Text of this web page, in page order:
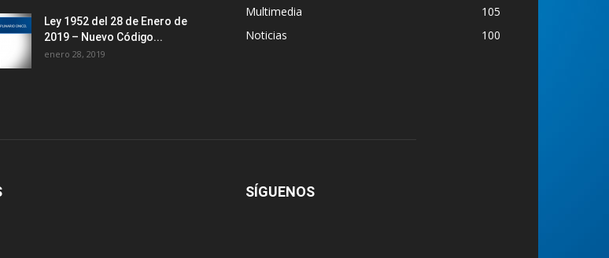
Ley 1952 del 28 de Enero de
2019 – Nuevo Código...
enero 28, 2019
Multimedia
105
Noticias
100
SÍGUENOS